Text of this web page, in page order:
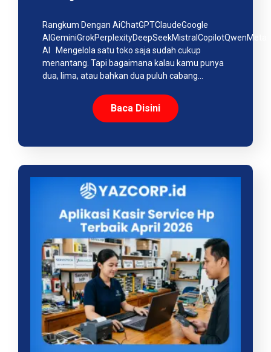
Rangkum Dengan AiChatGPTClaudeGoogle
AIGeminiGrokPerplexityDeepSeekMistralCopilotQwenMeta
AI Mengelola satu toko saja sudah cukup
menantang. Tapi bagaimana kalau kamu punya
dua, lima, atau bahkan dua puluh cabang…
Baca Disini